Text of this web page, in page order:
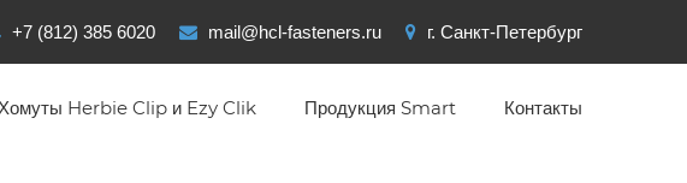
+7 (812) 385 6020 mail@hcl-fasteners.ru г. Санкт-Петербург
Herbie Clip и Ezy Clik Продукция Smart Контакты